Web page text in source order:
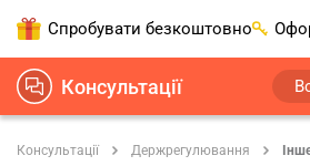
Спробувати безкоштовно
Консультації
Консультації Держрегулювання